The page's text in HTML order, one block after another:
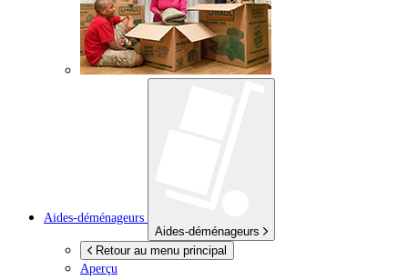
Aides-déménageurs
Aides-déménageurs
Retour au menu principal
Aperçu